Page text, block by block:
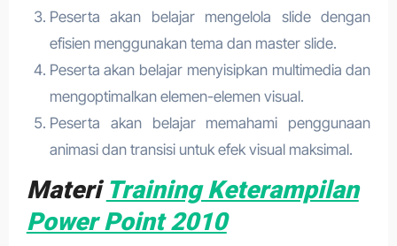
Peserta akan belajar mengelola slide dengan
efisien menggunakan tema dan master slide.
Peserta akan belajar menyisipkan multimedia dan
mengoptimalkan elemen-elemen visual.
Peserta akan belajar memahami penggunaan
animasi dan transisi untuk efek visual maksimal.
Materi Training Keterampilan
Power Point 2010